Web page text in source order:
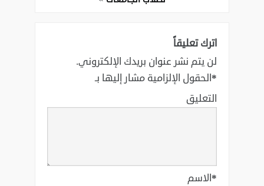
اترك تعليقاً
لن يتم نشر عنوان بريدك الإلكتروني.
الحقول الإلزامية مشار إليها بـ*
التعليق
الاسم*